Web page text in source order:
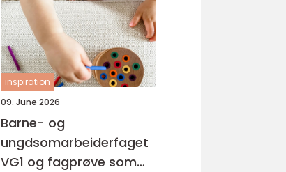
inspiration
09. June 2026
Barne- og
ungdsomarbeiderfaget
VG1 og fagprøve som